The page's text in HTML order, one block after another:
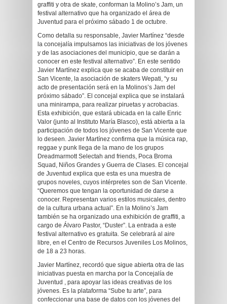
graffiti y otra de skate, conforman la Molino’s Jam, un
festival alternativo que ha organizado el área de
Juventud para el próximo sábado 1 de octubre.
Como detalla su responsable, Javier Martínez “desde
la concejalía impulsamos las iniciativas de los jóvenes
y de las asociaciones del municipio, que se darán a
conocer en este festival alternativo”. En este sentido
Javier Martínez explica que se acaba de constituir en
San Vicente, la asociación de skaters Wepati, “y su
acto de presentación será en la Molinos’s Jam del
próximo sábado”. El concejal explica que se instalará
una minirampa, para realizar piruetas y acrobacias.
Esta exhibición, que estará ubicada en la calle Enric
Valor (junto al Instituto María Blasco), está abierta a la
participación de todos los jóvenes de San Vicente que
lo deseen. Javier Martínez confirma que la música rap,
reggae y punk llega de la mano de los grupos
Dreadmarmott Selectah and friends, Poca Broma
Squad, Niños Grandes y Guerra de Clases. El concejal
de Juventud explica que esta es una muestra de
grupos noveles, cuyos intérpretes son de San Vicente.
“Queremos que tengan la oportunidad de darse a
conocer. Representan varios estilos musicales, dentro
de la cultura urbana actual”. En la Molino’s Jam
también se ha organizado una exhibición de graffiti, a
cargo de Álvaro Pastor, “Duster”. La entrada a este
festival alternativo es gratuita. Se celebrará al aire
libre, en el Centro de Recursos Juveniles Los Molinos,
de 18 a 23 horas.
Javier Martínez, recordó que sigue abierta otra de las
iniciativas puesta en marcha por la Concejalía de
Juventud , para apoyar las ideas creativas de los
jóvenes. Es la plataforma “Sube tu arte”, para
confeccionar una base de datos con los jóvenes del